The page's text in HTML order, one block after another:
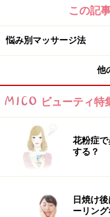
ステップ２：次に、
倉」、右手の人差し
下のキワから1cm下の
深呼吸。左指はその
ほど引き上げます。
ステップ3。
ステップ３：左の人
差し指で瞳からまっ
を押さえ、笑顔
3秒かけて斜めに上
この記
悩み別マッサージ法
他
ビューティ特
花粉症
する？
日焼け
ーリン